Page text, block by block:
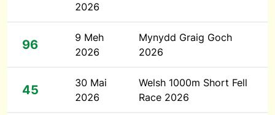
2026
96
9 Meh
2026
Mynydd Graig Goch
2026
45
30 Mai
2026
Welsh 1000m Short Fell
Race 2026